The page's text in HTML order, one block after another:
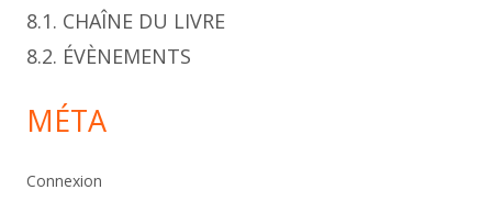
8.1. CHAÎNE DU LIVRE
8.2. ÉVÈNEMENTS
MÉTA
Connexion